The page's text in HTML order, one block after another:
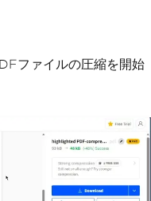
ファイルの圧縮を開始